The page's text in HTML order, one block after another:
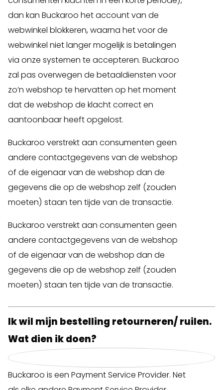
dan kan Buckaroo het account van de
webwinkel blokkeren, waarna het voor de
webwinkel niet langer mogelijk is betalingen
via onze systemen te accepteren. Buckaroo
zal pas overwegen de betaaldiensten voor
zo’n webshop te hervatten op het moment
dat de webshop de klacht correct en
aantoonbaar heeft opgelost.
Buckaroo verstrekt aan consumenten geen
andere contactgegevens van de webshop
of de eigenaar van de webshop dan de
gegevens die op de webshop zelf (zouden
moeten) staan ten tijde van de transactie.
Buckaroo verstrekt aan consumenten geen
andere contactgegevens van de webshop
of de eigenaar van de webshop dan de
gegevens die op de webshop zelf (zouden
moeten) staan ten tijde van de transactie.
Ik wil mijn bestelling retourneren/ ruilen.
Wat dien ik doen?
Buckaroo is een Payment Service Provider. Net